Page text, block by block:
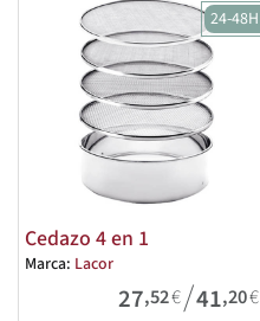
24-48H
Cedazo 4 en 1
Marca: Lacor
27,52€/41,20€